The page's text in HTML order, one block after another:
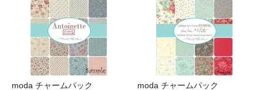
moda チャームパック moda チャームパック